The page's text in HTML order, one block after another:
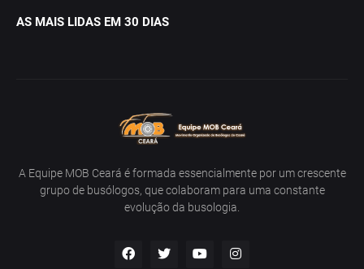
AS MAIS LIDAS EM 30 DIAS
A Equipe MOB Ceará é formada essencialmente por um crescente
grupo de busólogos, que colaboram para uma constante
evolução da busologia.